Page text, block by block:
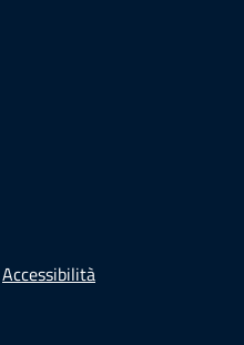
Accessibilità